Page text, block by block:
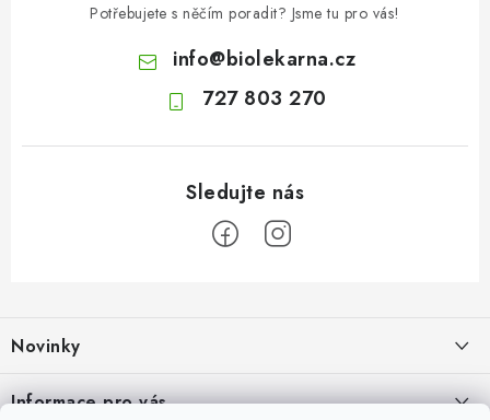
Potřebujete s něčím poradit? Jsme tu pro vás!
info@biolekarna.cz
727 803 270
p
a
Novinky
Olivový olej při zácpě: co ukazují klinické studie?
Informace pro vás